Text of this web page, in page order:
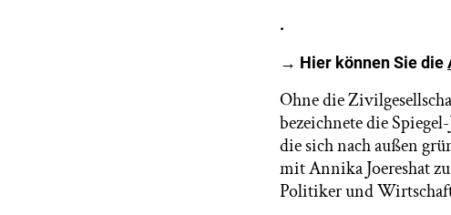
.
→ Hier können Sie die
Ohne die
bezeichnete die
die sich nach außen
mit Annika Joereshat
Politiker und